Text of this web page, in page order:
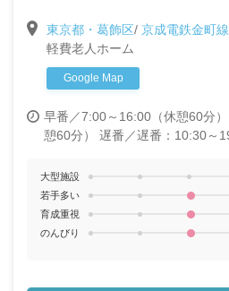
東京都・葛飾区/ 京成電鉄金町
軽費老人ホーム
Google Map
早番／7:00～16:00（休憩60分）
憩60分）
遅番／遅番：10:30～
大型施設
若手多い
育成重視
のんびり